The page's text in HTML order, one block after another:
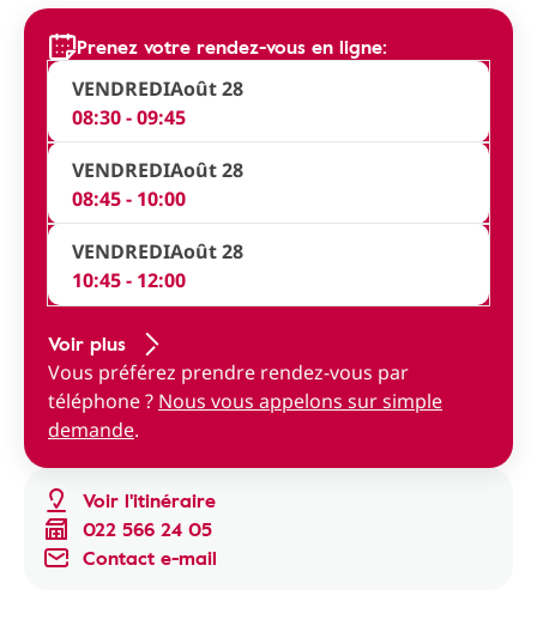
Voir l'itinéraire
022 566 24 05
Contact e-mail
Prenez votre rendez-vous en ligne:
VENDREDIAoût 28
08:30 - 09:45
VENDREDIAoût 28
08:45 - 10:00
VENDREDIAoût 28
10:45 - 12:00
Voir plus
Vous préférez prendre rendez-vous par
téléphone ? Nous vous appelons sur simple
demande.